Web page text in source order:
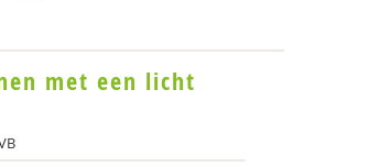
met een licht